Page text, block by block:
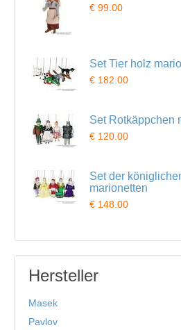
€ 99.00
Set Tier holz
€ 182.00
Set Rotkäppchen
€ 120.00
Set der
marionetten
€ 148.00
Hersteller
Masek
Pavlov